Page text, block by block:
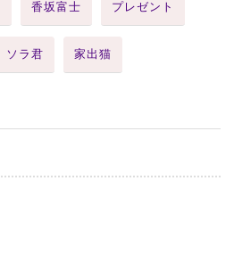
香坂富士 プレゼント
ソラ君 家出猫